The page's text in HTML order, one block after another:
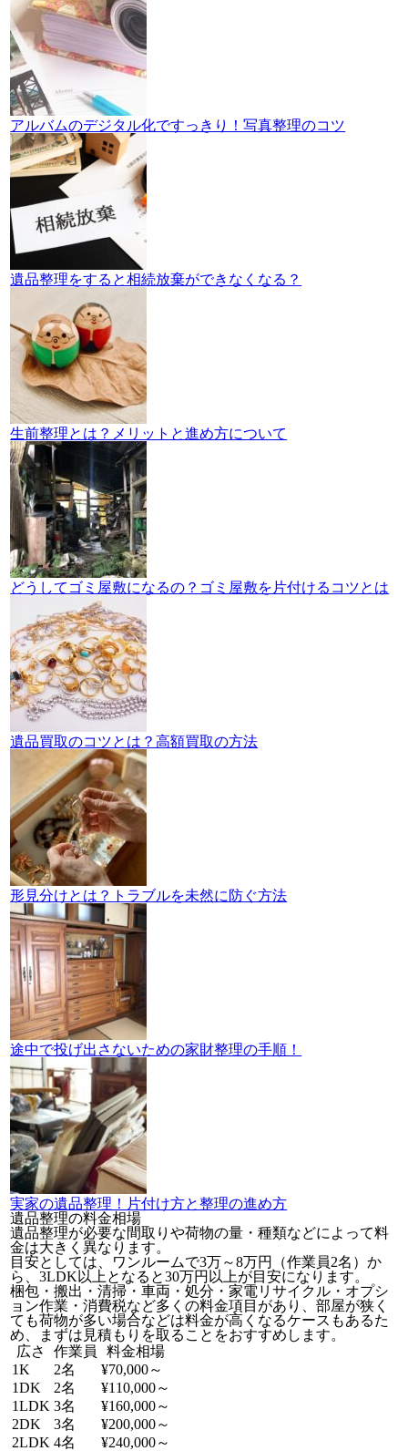
アルバムのデジタル化ですっきり！写真整理のコツ
遺品整理をすると相続放棄ができなくなる？
生前整理とは？メリットと進め方について
どうしてゴミ屋敷になるの？ゴミ屋敷を片付けるコツとは
遺品買取のコツとは？高額買取の方法
形見分けとは？トラブルを未然に防ぐ方法
途中で投げ出さないための家財整理の手順！
実家の遺品整理！片付け方と整理の進め方
遺品整理の料金相場
遺品整理が必要な間取りや荷物の量・種類などによって料
金は大きく異なります。
目安としては、ワンルームで3万～8万円（作業員2名）か
ら、3LDK以上となると30万円以上が目安になります。
梱包・搬出・清掃・車両・処分・家電リサイクル・オプシ
ョン作業・消費税など多くの料金項目があり、部屋が狭く
ても荷物が多い場合などは料金が高くなるケースもあるた
め、まずは見積もりを取ることをおすすめします。
広さ
作業員
料金相場
1K
2名
¥70,000～
1DK
2名
¥110,000～
1LDK 3名
¥160,000～
2DK
3名
¥200,000～
2LDK 4名
¥240,000～